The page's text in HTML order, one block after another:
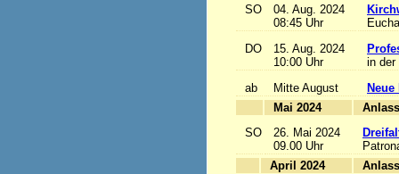
SO
04. Aug. 2024
08:45 Uhr
DO
15. Aug. 2024
10:00 Uhr
in der
ab
Mitte August
Mai 2024
SO
26. Mai 2024
09.00 Uhr
April 2024